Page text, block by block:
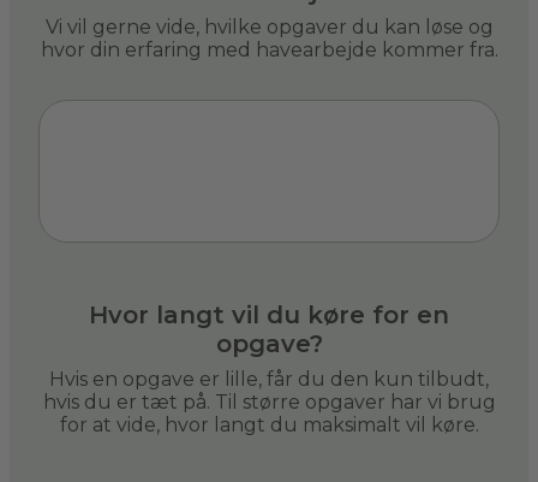
Vi vil gerne vide, hvilke opgaver du kan løse og
hvor din erfaring med havearbejde kommer fra.
Hvor langt vil du køre for en
opgave?
Hvis en opgave er lille, får du den kun tilbudt,
hvis du er tæt på. Til større opgaver har vi brug
for at vide, hvor langt du maksimalt vil køre.